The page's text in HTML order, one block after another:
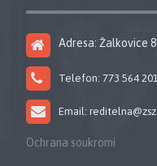
Adresa: Žalkovice
Telefon: 773 564 201
Email:
Ochrana soukromí